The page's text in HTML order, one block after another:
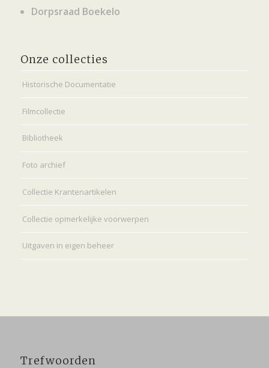
Dorpsraad Boekelo
Onze collecties
Historische Documentatie
Filmcollectie
Bibliotheek
Foto archief
Collectie Krantenartikelen
Collectie opmerkelijke voorwerpen
Uitgaven in eigen beheer
Trefwoorden